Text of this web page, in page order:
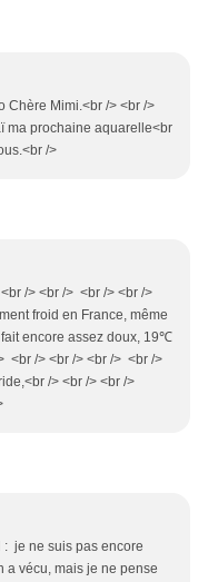
Chère Mimi.<br /> <br />
ma prochaine aquarelle<br
/>
/> <br /> <br /> <br />
froid en France, même
encore assez doux, 19℃
<br /> <br /> <br /> <br />
/> <br /> <br />
: je ne suis pas encore
a vécu, mais je ne pense